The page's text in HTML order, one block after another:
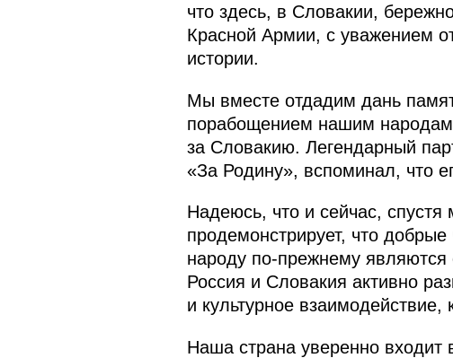
что здесь, в Словакии,
Красной Армии, с уважением
истории.
Мы вместе отдадим дань
порабощением нашим
за Словакию. Легендарный
«За Родину», вспоминал, что
Надеюсь, что и сейчас,
продемонстрирует, что
народу по‑прежнему
Россия и Словакия активно
и культурное
Наша страна уверенно входит